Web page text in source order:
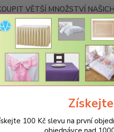
VĚTŠÍ MNOŽSTVÍ
Kontakty
Teflonové ubrusy
100 Kč slevu na první